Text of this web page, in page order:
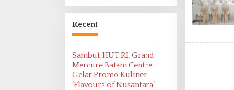
Recent
Sambut HUT RI, Grand
Mercure Batam Centre
Gelar Promo Kuliner
‘Flavours of Nusantara’